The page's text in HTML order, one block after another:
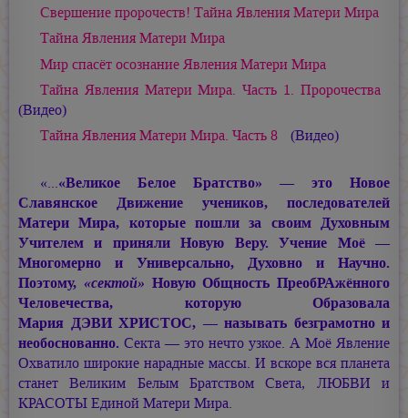
Свершение пророчеств! Тайна Явления Матери Мира
Тайна Явления Матери Мира
Мир спасёт осознание Явления Матери Мира
Тайна Явления Матери Мира. Часть 1. Пророчества
(Видео)
Тайна Явления Матери Мира. Часть 8
(Видео)
«...«Великое Белое Братство» — это Новое
Славянское Движение учеников, последователей
Матери Мира, которые пошли за своим Духовным
Учителем и приняли Новую Веру. Учение Моё —
Многомерно и Универсально, Духовно и Научно.
Поэтому, «сектой» Новую Общность ПреобРАжённого
Человечества, которую Образовала
Мария ДЭВИ ХРИСТОС, —называть безграмотно и
необоснованно. Секта — это нечто узкое. А Моё Явление
Охватило широкие нарадные массы. И вскоре вся планета
станет Великим Белым Братством Света, ЛЮБВИ и
КРАСОТЫ Единой Матери Мира.